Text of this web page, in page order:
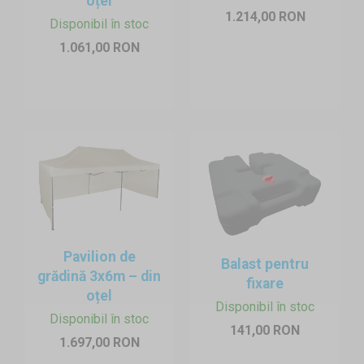
Avantajele corturilor pentru standul de pe plajă:
Disponibil în stoc
1.061,00 RON
1.214,00 RON
Pavilion de
grădină 3x6m – din
oțel
Disponibil în stoc
1.697,00 RON
Balast pentru
fixare
Disponibil în stoc
141,00 RON